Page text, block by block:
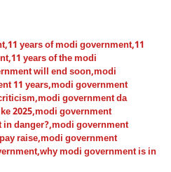
,11 years of modi government,11
,11 years of the modi
will end soon,modi
11 years,modi government
,modi government da
2025,modi government
in danger?,modi government
raise,modi government
,why modi government is in